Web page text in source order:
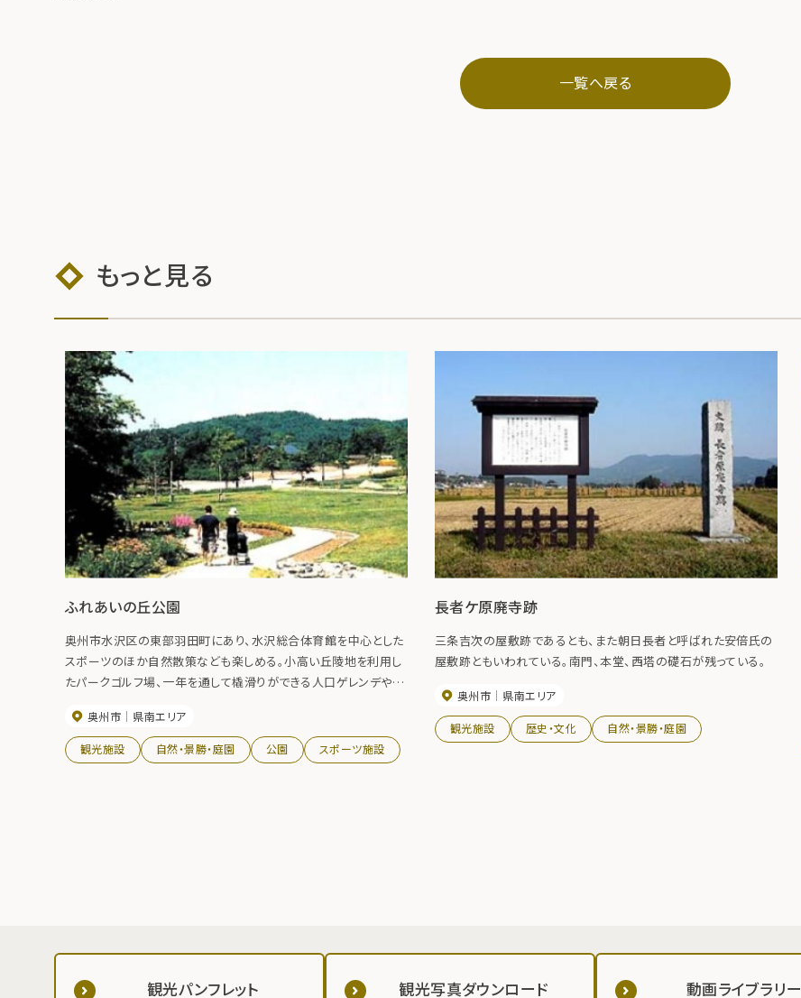
一覧へ戻る
もっと見る
ふれあいの丘公園
奥州市水沢区の東部羽田町にあり、水沢総合体育館を中心とした
スポーツのほか自然散策なども楽しめる。小高い丘陵地を利用し
たパークゴルフ場、一年を通して橇滑りができる人口ゲレンデやバ
める空間となっています。 水沢江刺駅から「岩手県交通羽田大船
渡線水沢駅通りバス停」で乗り換えてふれあいの丘公園バス停へ
奥州市 県南エリア
観光施設 自然・景勝・庭園 公園 スポーツ施設
長者ケ原廃寺跡
三条吉次の屋敷跡であるとも、また朝日長者と呼ばれた安倍氏の
屋敷跡ともいわれている。南門、本堂、西塔の礎石が残っている。
奥州市 県南エリア
観光施設 歴史・文化 自然・景勝・庭園
観光パンフレット 観光写真ダウンロード 動画ライブラリー